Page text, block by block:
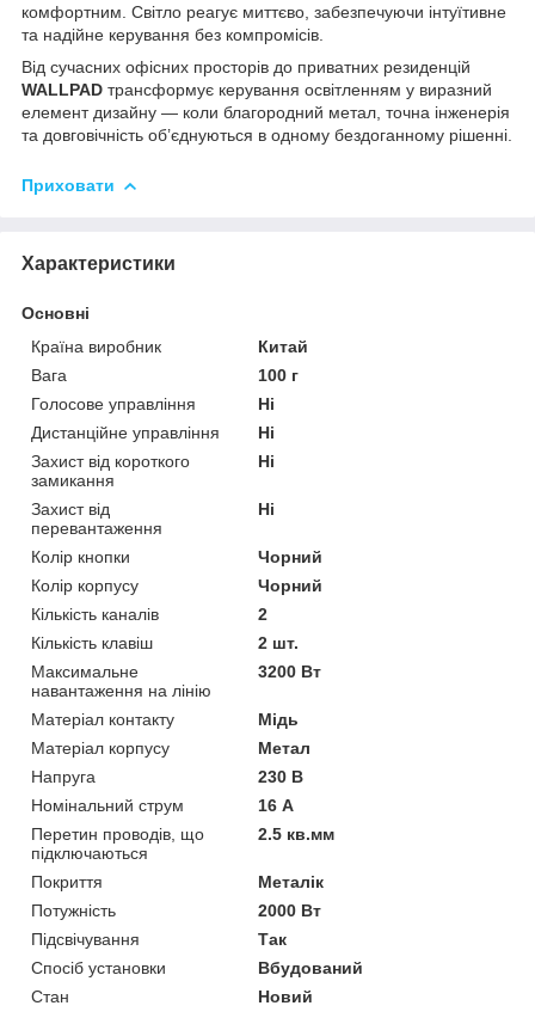
комфортним. Світло реагує миттєво, забезпечуючи інтуїтивне
та надійне керування без компромісів.
Від сучасних офісних просторів до приватних резиденцій
WALLPAD трансформує керування освітленням у виразний
елемент дизайну — коли благородний метал, точна інженерія
та довговічність об’єднуються в одному бездоганному рішенні.
Приховати
Характеристики
Основні
Країна виробник
Китай
Вага
100 г
Голосове управління
Ні
Дистанційне управління
Ні
Захист від короткого
замикання
Ні
Захист від
перевантаження
Ні
Колір кнопки
Чорний
Колір корпусу
Чорний
Кількість каналів
2
Кількість клавіш
2 шт.
Максимальне
навантаження на лінію
3200 Вт
Матеріал контакту
Мідь
Матеріал корпусу
Метал
Напруга
230 В
Номінальний струм
16 А
Перетин проводів, що
підключаються
2.5 кв.мм
Покриття
Металік
Потужність
2000 Вт
Підсвічування
Так
Спосіб установки
Вбудований
Стан
Новий